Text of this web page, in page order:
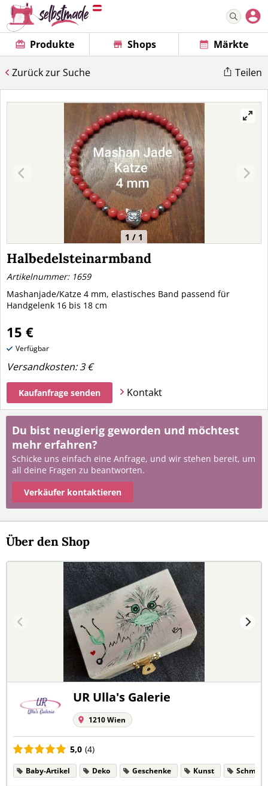
Produkte Shops Märkte
Zurück zur Suche Teilen
1 / 1
Halbedelsteinarmband
Artikelnummer: 1659
Mashanjade/Katze 4 mm, elastisches Band passend für
Handgelenk 16 bis 18 cm
15 €
Verfügbar
Versandkosten:3 €
Kaufanfrage senden Kontakt
Du bist neugierig geworden und möchtest
mehr erfahren?
Schicke uns einfach eine Anfrage, und wir stehen bereit, um
all deine Fragen zu beantworten.
Verkäufer kontaktieren
Über den Shop
UR Ulla's Galerie
1210 Wien
5,0 (4)
Baby-Artikel Deko Geschenke Kunst Schmuck